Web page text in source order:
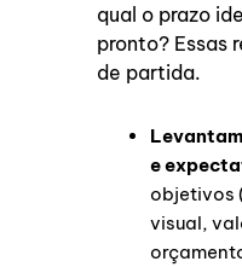
qual o prazo
pronto? Essas
de partida.
e
objetivos
visual,